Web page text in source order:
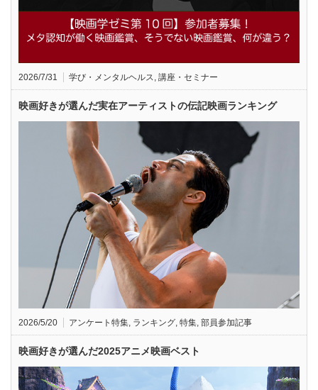
2026/7/31 学び・メンタルヘルス, 講座・セミナー
映画好きが選んだ実在アーティストの伝記映画ランキング
2026/5/20 アンケート特集, ランキング, 特集, 部員参加記事
映画好きが選んだ2025アニメ映画ベスト